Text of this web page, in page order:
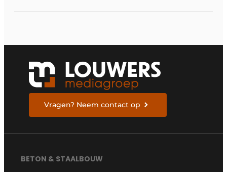
Vragen? Neem contact op
BETON & STAALBOUW